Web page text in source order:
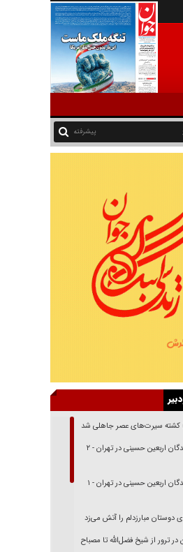
پیشرفته
کشته سیرت‌های عصر جاهلی شد
اربعین حسینی در تهران - ۲
اربعین حسینی در تهران - ۱
دوستان مبارزدلم را آتش می‌زد
در ترور از شیخ فضل‌الله تا مصباح